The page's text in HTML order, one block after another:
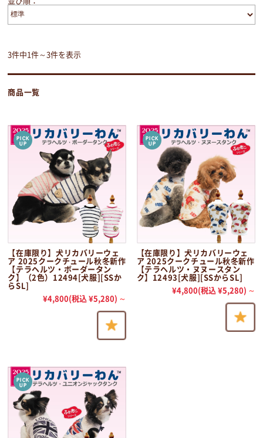
3件中1件～3件を表示
商品一覧
【在庫限り】犬リカバリーウェ
ア 2025クークチュール秋冬新作
【テラヘルツ・ボーダータン
ク】（2色）12494[犬服][SSか
らSL]
¥4,800(税込 ¥5,280) ～
【在庫限り】犬リカバリーウェ
ア 2025クークチュール秋冬新作
【テラヘルツ・ヌヌースタン
ク】12493[犬服][SSからSL]
¥4,800(税込 ¥5,280) ～